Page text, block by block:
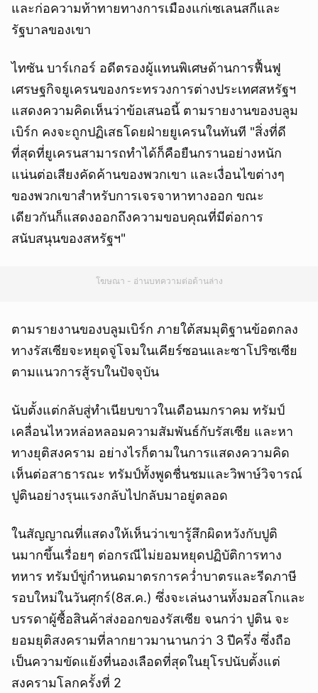
และก่อความท้าทายทางการเมืองแก่เซเลนสกีและ
รัฐบาลของเขา
ไทซัน บาร์เกอร์ อดีตรองผู้แทนพิเศษด้านการฟื้นฟู
เศรษฐกิจยูเครนของกระทรวงการต่างประเทศสหรัฐฯ
แสดงความคิดเห็นว่าข้อเสนอนี้ ตามรายงานของบลูม
เบิร์ก คงจะถูกปฏิเสธโดยฝ่ายยูเครนในทันที "สิ่งที่ดี
ที่สุดที่ยูเครนสามารถทำได้ก็คือยืนกรานอย่างหนัก
แน่นต่อเสียงคัดค้านของพวกเขา และเงื่อนไขต่างๆ
ของพวกเขาสำหรับการเจรจาหาทางออก ขณะ
เดียวกันก็แสดงออกถึงความขอบคุณที่มีต่อการ
สนับสนุนของสหรัฐฯ"
โฆษณา - อ่านบทความต่อด้านล่าง
ตามรายงานของบลูมเบิร์ก ภายใต้สมมุติฐานข้อตกลง
ทางรัสเซียจะหยุดจู่โจมในเคียร์ซอนและซาโปริซเซีย
ตามแนวการสู้รบในปัจจุบัน
นับตั้งแต่กลับสู่ทำเนียบขาวในเดือนมกราคม ทรัมป์
เคลื่อนไหวหล่อหลอมความสัมพันธ์กับรัสเซีย และหา
ทางยุติสงคราม อย่างไรก็ตามในการแสดงความคิด
เห็นต่อสาธารณะ ทรัมป์ทั้งพูดชื่นชมและวิพาษ์วิจารณ์
ปูตินอย่างรุนแรงกลับไปกลับมาอยู่ตลอด
ในสัญญาณที่แสดงให้เห็นว่าเขารู้สึกผิดหวังกับปูติ
นมากขึ้นเรื่อยๆ ต่อกรณีไม่ยอมหยุดปฏิบัติการทาง
ทหาร ทรัมป์ขู่กำหนดมาตรการคว่ำบาตรและรีดภาษี
รอบใหม่ในวันศุกร์(8ส.ค.) ซึ่งจะเล่นงานทั้งมอสโกและ
บรรดาผู้ซื้อสินค้าส่งออกของรัสเซีย จนกว่า ปูติน จะ
ยอมยุติสงครามที่ลากยาวมานานกว่า 3 ปีครึ่ง ซึ่งถือ
เป็นความขัดแย้งที่นองเลือดที่สุดในยุโรปนับตั้งแต่
สงครามโลกครั้งที่ 2